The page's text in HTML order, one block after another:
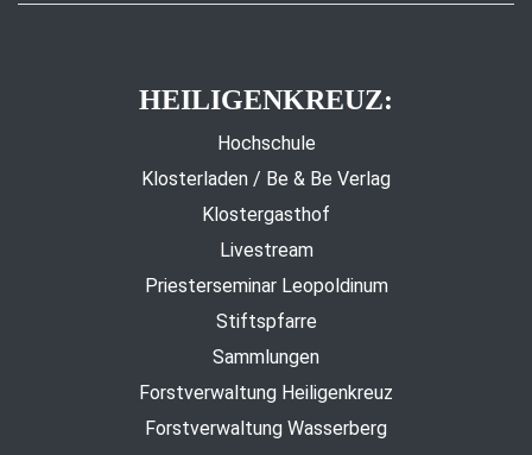
HEILIGENKREUZ:
Hochschule
Klosterladen / Be & Be Verlag
Klostergasthof
Livestream
Priesterseminar Leopoldinum
Stiftspfarre
Sammlungen
Forstverwaltung Heiligenkreuz
Forstverwaltung Wasserberg